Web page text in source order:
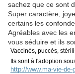
sachez que ce sont
Super caractère,
certains les
Agréables avec les
vous séduire et ils
Vaccinés, puccés,
Ils sont à l'adoption
http://www.ma-vie-de-